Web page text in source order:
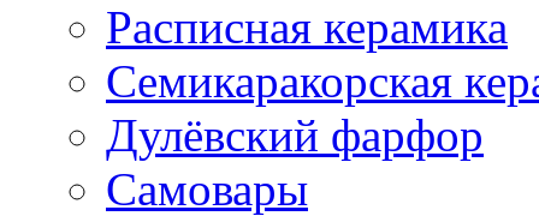
Расписная керамика
Семикаракорская
Дулёвский фарфор
Самовары